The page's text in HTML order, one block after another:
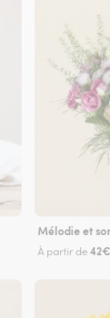
Mélodie et
À partir de